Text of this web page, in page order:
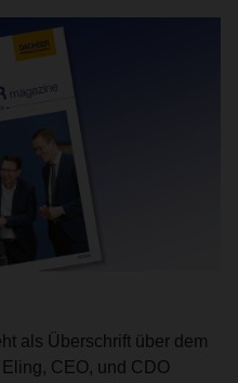
als Überschrift über dem
CEO, und CDO